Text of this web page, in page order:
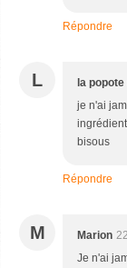
Répondre
L la popote
je n'ai
bisous
Répondre
M Marion
Je n'ai